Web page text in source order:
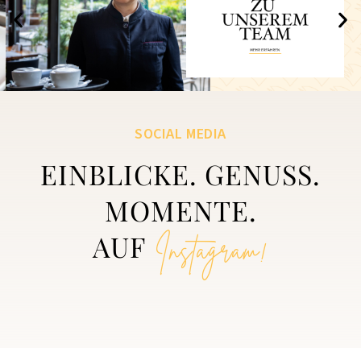
SOCIAL MEDIA
EINBLICKE. GENUSS.
MOMENTE.
AUF Instagram!